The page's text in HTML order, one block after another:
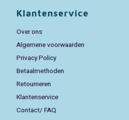
Klantenservice
Over ons
Algemene voorwaarden
Privacy Policy
Betaalmethoden
Retourneren
Klantenservice
Contact/ FAQ